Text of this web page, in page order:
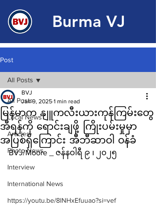
Burma VJ
Post
All Posts
Local News
Articles
Photo News
Interview
International News
https://youtu.be/8lNHxEfuuao?si=vef
All Posts
မြန်မာက နျူကလီးယားကုန်ကြမ်းတွေ
အီရန်ကို ရောင်းချဖို့ ကြိုးပမ်းမှုမှာ
အပြစ်ရှိကြောင်း အီဘီဆာဝါ ဝန်ခံ
BVJ
Jan 9, 2025 1 min read
BVJ/Moore _ ဇန်နဝါရီ ၉ ၊ ၂၀၂၅